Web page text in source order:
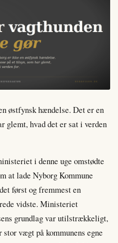
østfynsk hændelse. Det er en
glemt, hvad det er sat i verden
i denne uge omstødte
at lade Nyborg Kommune
først og fremmest en
vidste. Ministeriet
grundlag var utilstrækkeligt,
vægt på kommunens egne